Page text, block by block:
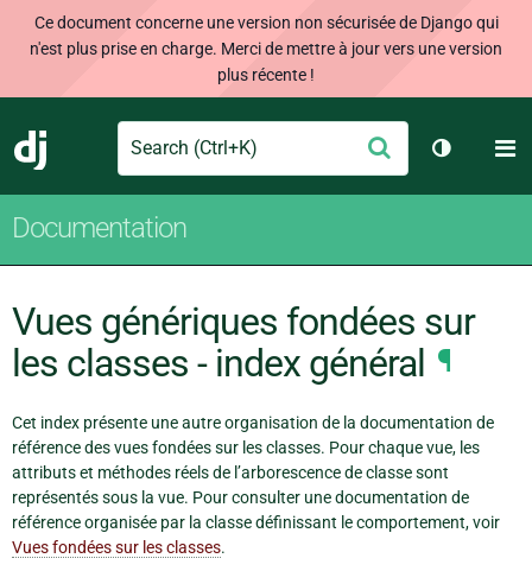
Ce document concerne une version non sécurisée de Django qui
n'est plus prise en charge. Merci de mettre à jour vers une version
plus récente !
Django
Search Envoyer
Changer
Documentation
Vues génériques fondées sur
les classes - index général ¶
Cet index présente une autre organisation de la documentation de
référence des vues fondées sur les classes. Pour chaque vue, les
attributs et méthodes réels de l’arborescence de classe sont
représentés sous la vue. Pour consulter une documentation de
référence organisée par la classe définissant le comportement, voir
Vues fondées sur les classes.